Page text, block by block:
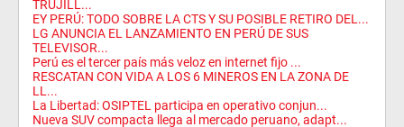
TRUJILL...
EY PERÚ: TODO SOBRE LA CTS Y SU POSIBLE RETIRO DEL...
LG ANUNCIA EL LANZAMIENTO EN PERÚ DE SUS
TELEVISOR...
Perú es el tercer país más veloz en internet fijo ...
RESCATAN CON VIDA A LOS 6 MINEROS EN LA ZONA DE
LL...
La Libertad: OSIPTEL participa en operativo conjun...
Nueva SUV compacta llega al mercado peruano, adapt...